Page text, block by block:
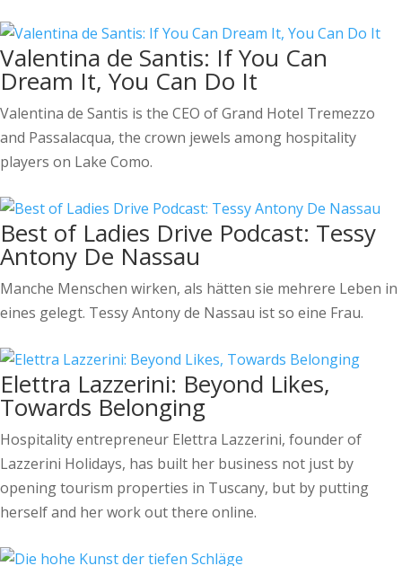
Valentina de Santis: If You Can
Dream It, You Can Do It
Valentina de Santis is the CEO of Grand Hotel Tremezzo
and Passalacqua, the crown jewels among hospitality
players on Lake Como.
Best of Ladies Drive Podcast: Tessy
Antony De Nassau
Manche Menschen wirken, als hätten sie mehrere Leben in
eines gelegt. Tessy Antony de Nassau ist so eine Frau.
Elettra Lazzerini: Beyond Likes,
Towards Belonging
Hospitality entrepreneur Elettra Lazzerini, founder of
Lazzerini Holidays, has built her business not just by
opening tourism properties in Tuscany, but by putting
herself and her work out there online.